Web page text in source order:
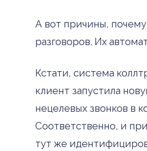
А вот причины,
разговоров. Их
Кстати, система
клиент запустила
нецелевых звонков в
Соответственно, и
тут же